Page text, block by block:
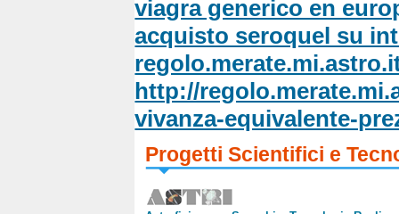
viagra generico en
acquisto seroquel su
http://
vivanza-equivalente-
Progetti Scientifici e